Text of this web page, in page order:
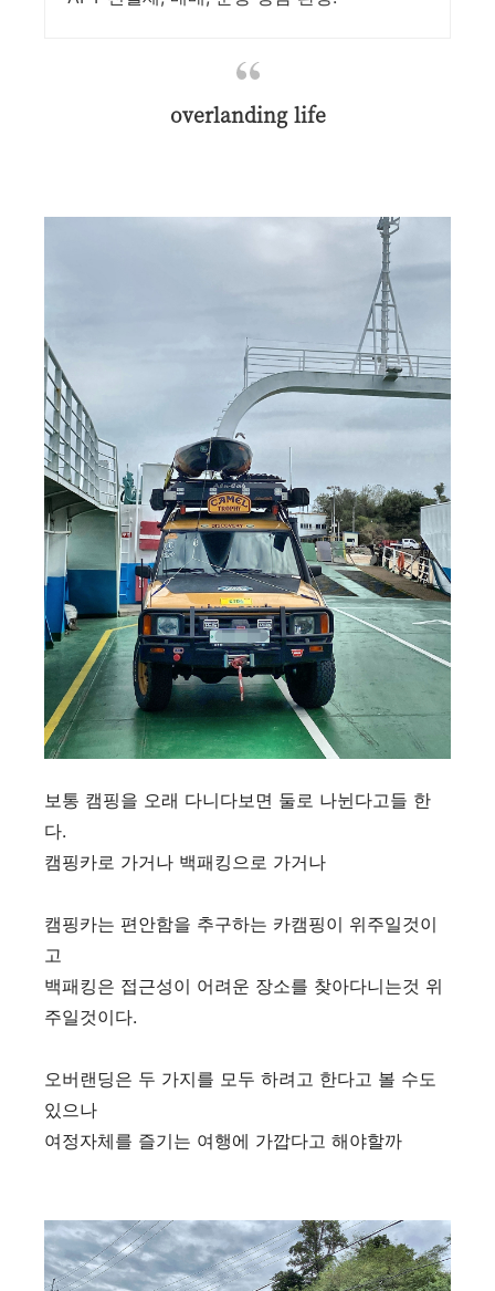
overlanding life
보통 캠핑을 오래 다니다보면 둘로 나뉜다고들 한
다.
캠핑카로 가거나 백패킹으로 가거나
캠핑카는 편안함을 추구하는 카캠핑이 위주일것이
고
백패킹은 접근성이 어려운 장소를 찾아다니는것 위
주일것이다.
오버랜딩은 두 가지를 모두 하려고 한다고 볼 수도
있으나
여정자체를 즐기는 여행에 가깝다고 해야할까